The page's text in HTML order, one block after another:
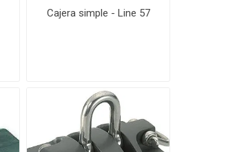
Cajera simple - Line 57